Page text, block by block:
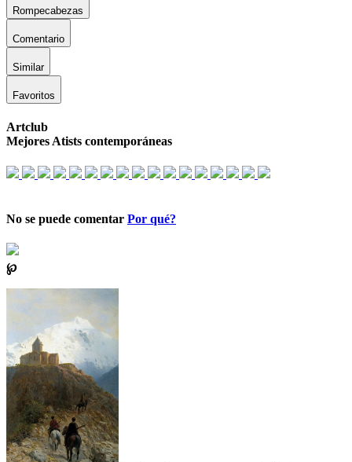
Rompecabezas
Comentario
Similar
Favoritos
Artclub
Mejores Atists contemporáneas
No se puede comentar Por qué?
℘